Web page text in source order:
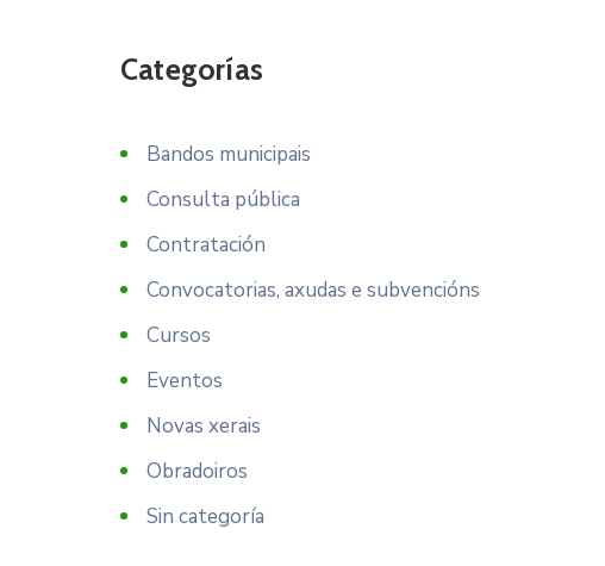
Categorías
Bandos municipais
Consulta pública
Contratación
Convocatorias, axudas e subvencións
Cursos
Eventos
Novas xerais
Obradoiros
Sin categoría